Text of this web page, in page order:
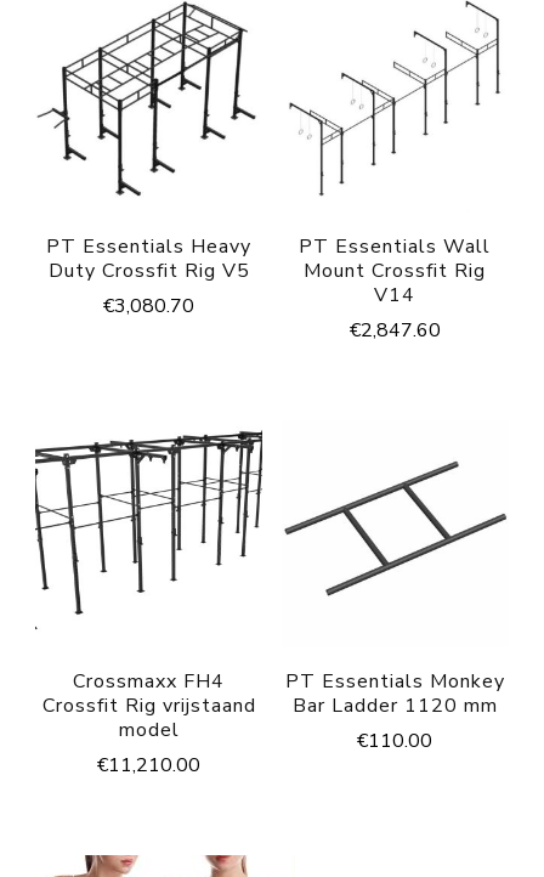
PT Essentials Heavy
Duty Crossfit Rig V5
€3,080.70
PT Essentials Wall
Mount Crossfit Rig
V14
€2,847.60
Crossmaxx FH4
Crossfit Rig vrijstaand
model
€11,210.00
PT Essentials Monkey
Bar Ladder 1120 mm
€110.00